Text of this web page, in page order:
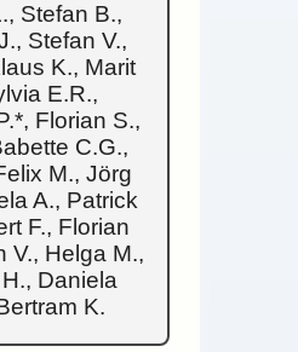
Stefan B.,
Stefan V.,
K., Marit
E.R.,
Florian S.,
C.G.,
M., Jörg
A., Patrick
F., Florian
V., Helga M.,
Daniela
K.